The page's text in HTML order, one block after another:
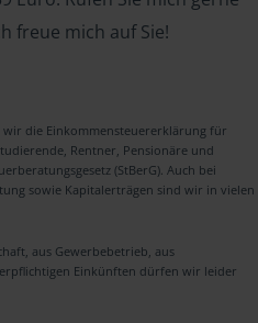
freue mich auf Sie!
die Einkommensteuererklärung für
Rentner, Pensionäre und
(StBerG). Auch bei
sowie Kapitalerträgen sind wir in vielen
aus Gewerbebetrieb, aus
Einkünften dürfen wir leider